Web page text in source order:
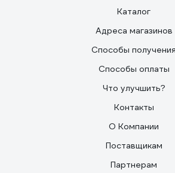
Каталог
Адреса магазинов
Способы получения
Способы оплаты
Что улучшить?
Контакты
О Компании
Поставщикам
Партнерам